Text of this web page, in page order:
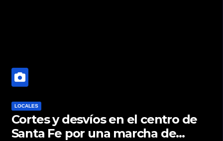
LOCALES
Cortes y desvíos en el centro de
Santa Fe por una marcha de